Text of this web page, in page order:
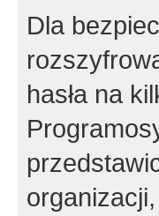
Dla
hasła na